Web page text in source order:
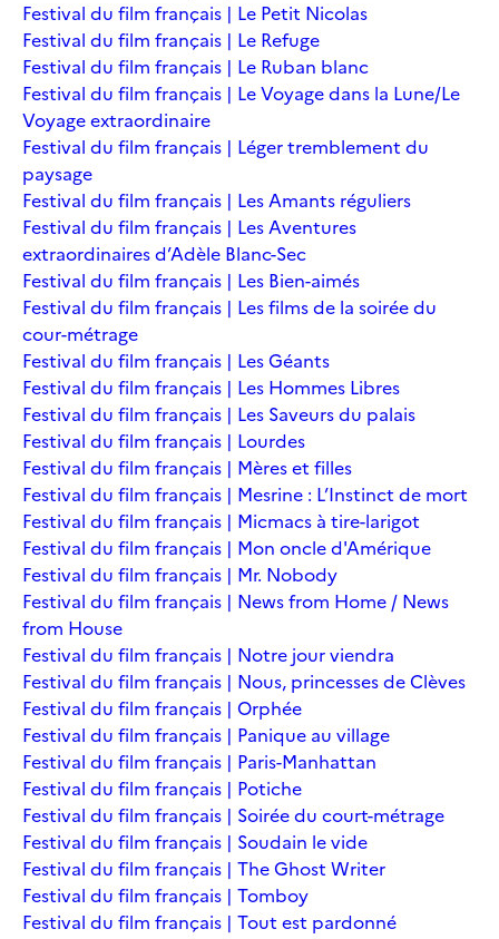
Festival du film français | Le Petit Nicolas
Festival du film français | Le Refuge
Festival du film français | Le Ruban blanc
Festival du film français | Le Voyage dans la Lune/Le
Voyage extraordinaire
Festival du film français | Léger tremblement du
paysage
Festival du film français | Les Amants réguliers
Festival du film français | Les Aventures
extraordinaires d’Adèle Blanc-Sec
Festival du film français | Les Bien-aimés
Festival du film français | Les films de la soirée du
cour-métrage
Festival du film français | Les Géants
Festival du film français | Les Hommes Libres
Festival du film français | Les Saveurs du palais
Festival du film français | Lourdes
Festival du film français | Mères et filles
Festival du film français | Mesrine : L’Instinct de mort
Festival du film français | Micmacs à tire-larigot
Festival du film français | Mon oncle d'Amérique
Festival du film français | Mr. Nobody
Festival du film français | News from Home / News
from House
Festival du film français | Notre jour viendra
Festival du film français | Nous, princesses de Clèves
Festival du film français | Orphée
Festival du film français | Panique au village
Festival du film français | Paris-Manhattan
Festival du film français | Potiche
Festival du film français | Soirée du court-métrage
Festival du film français | Soudain le vide
Festival du film français | The Ghost Writer
Festival du film français | Tomboy
Festival du film français | Tout est pardonné